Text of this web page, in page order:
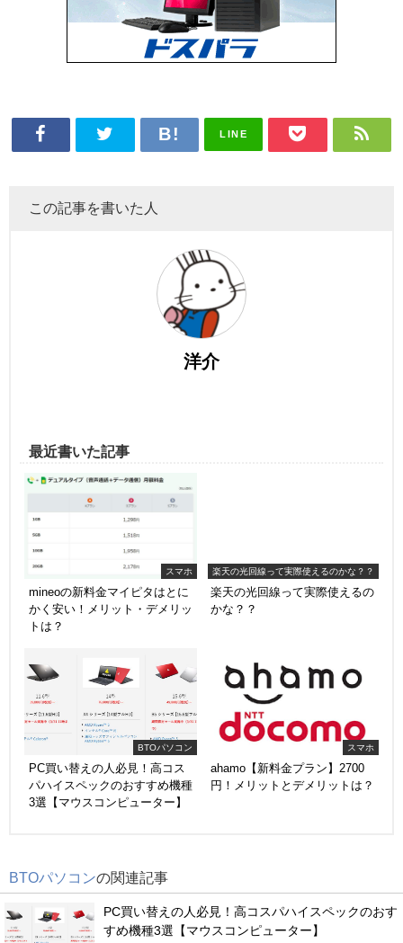
LINE
この記事を書いた人
洋介
最近書いた記事
スマホ
mineoの新料金マイピタはとに
かく安い！メリット・デメリッ
トは？
楽天の光回線って実際使えるのかな？？
楽天の光回線って実際使えるの
かな？？
BTOパソコン
PC買い替えの人必見！高コス
パハイスペックのおすすめ機種
3選【マウスコンピューター】
スマホ
ahamo【新料金プラン】2700
円！メリットとデメリットは？
BTOパソコンの関連記事
PC買い替えの人必見！高コスパハイスペックのおす
すめ機種3選【マウスコンピューター】